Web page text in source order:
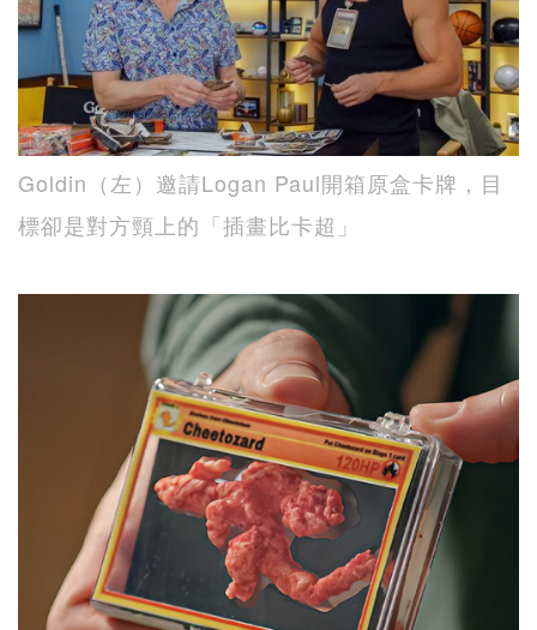
Goldin（左）邀請Logan Paul開箱原盒卡牌，目
標卻是對方頸上的「插畫比卡超」